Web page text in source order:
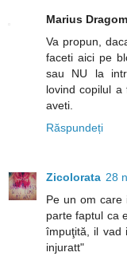
Marius
Va propun,
faceti aici pe
sau NU la
lovind copilul a
aveti.
Răspundeți
Zicolorata 28
Pe un om
parte faptul ca
împuţită, il vad
injuratt"